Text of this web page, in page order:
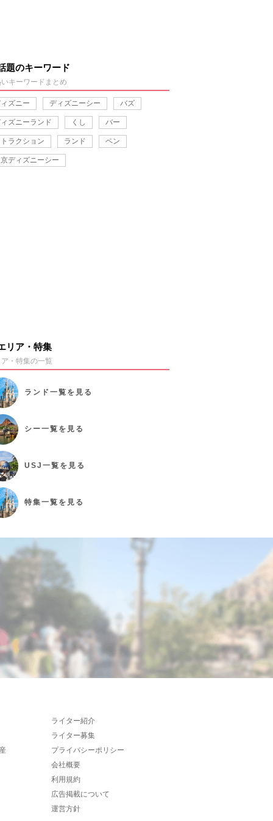
題のキーワード
キーワードまとめ
ズニー ディズニーシー バズ
ズニーランド くし バー
ラクション ランド ペン
ディズニーシー
リア・特集
・特集の一覧
ランド 一覧を見る
シー一覧を見る
USJ 一覧を見る
特集一覧を見る
ライター紹介
ライター募集
プライバシーポリシー
会社概要
利用規約
広告掲載について
運営方針